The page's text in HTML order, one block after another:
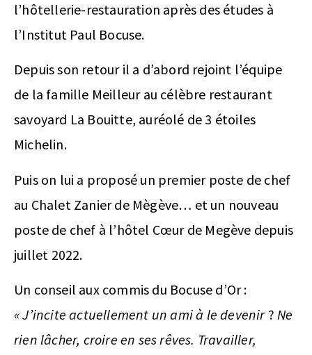
l’hôtellerie-restauration après des études à
l’Institut Paul Bocuse.
Depuis son retour il a d’abord rejoint l’équipe
de la famille Meilleur au célèbre restaurant
savoyard La Bouitte, auréolé de 3 étoiles
Michelin.
Puis on lui a proposé un premier poste de chef
au Chalet Zanier de Mègève… et un nouveau
poste de chef à l’hôtel Cœur de Megève depuis
juillet 2022.
Un conseil aux commis du Bocuse d’Or :
« J’incite actuellement un ami à le devenir ?Ne
rien lâcher, croire en ses rêves. Travailler,